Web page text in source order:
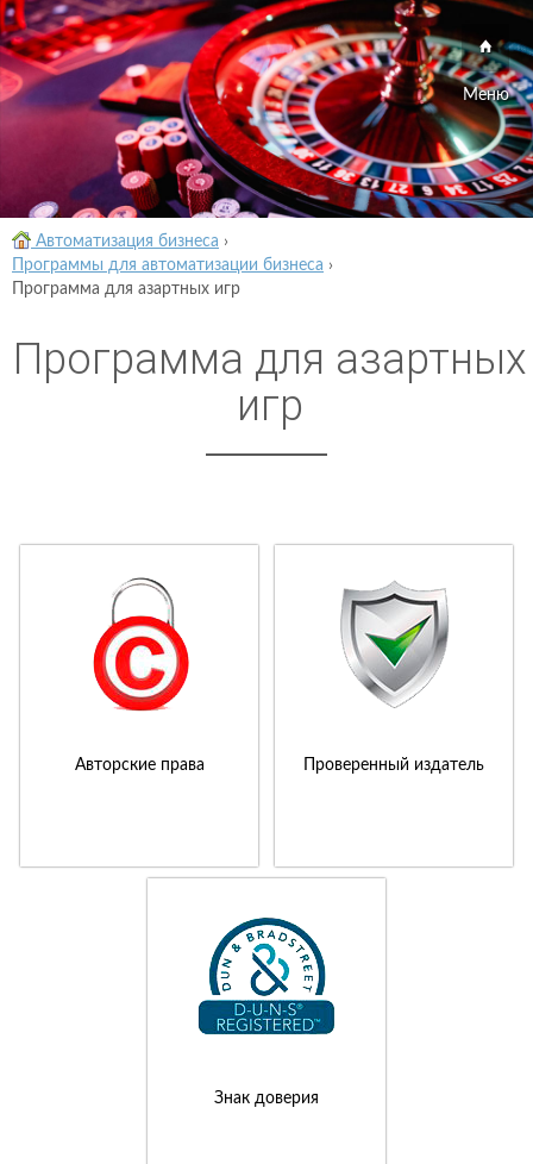
Меню
Автоматизация бизнеса ›
Программы для автоматизации бизнеса ›
Программа для азартных игр
Программа для азартных
игр
Авторские права Проверенный издатель
Знак доверия